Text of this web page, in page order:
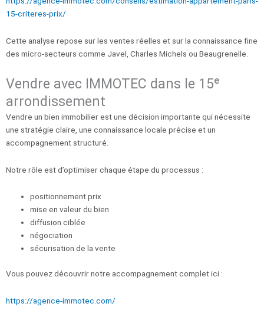
15-criteres-prix/
Cette analyse repose sur les ventes réelles et sur la connaissance fine
des micro-secteurs comme Javel, Charles Michels ou Beaugrenelle.
Vendre avec IMMOTEC dans le 15ᵉ
arrondissement
Vendre un bien immobilier est une décision importante qui nécessite
une stratégie claire, une connaissance locale précise et un
accompagnement structuré.
Notre rôle est d’optimiser chaque étape du processus :
positionnement prix
mise en valeur du bien
diffusion ciblée
négociation
sécurisation de la vente
Vous pouvez découvrir notre accompagnement complet ici :
https://agence-immotec.com/